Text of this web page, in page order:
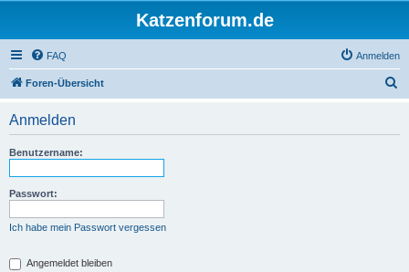
Katzenforum.de
FAQ Anmelden
Foren-Übersicht
Anmelden
Benutzername:
Passwort:
Ich habe mein Passwort vergessen
Angemeldet bleiben